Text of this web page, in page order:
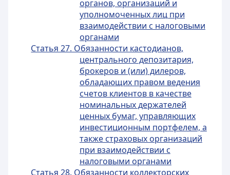
органов, организаций и
уполномоченных лиц при
взаимодействии с налоговыми
органами
Статья 27. Обязанности кастодианов,
центрального депозитария,
брокеров и (или) дилеров,
обладающих правом ведения
счетов клиентов в качестве
номинальных держателей
ценных бумаг, управляющих
инвестиционным портфелем, а
также страховых организаций
при взаимодействии с
налоговыми органами
Статья 28. Обязанности коллекторских